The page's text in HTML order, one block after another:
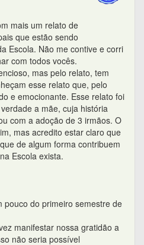
mais um relato de
que estão sendo
Escola. Não me contive e corri
com todos vocês.
mas pelo relato, tem
esse relato que, pelo
e emocionante. Esse relato foi
a mãe, cuja história
com a adoção de 3 irmãos. O
mas acredito estar claro que
de algum forma contribuem
Escola exista.
pouco do primeiro semestre de
manifestar nossa gratidão a
não seria possível